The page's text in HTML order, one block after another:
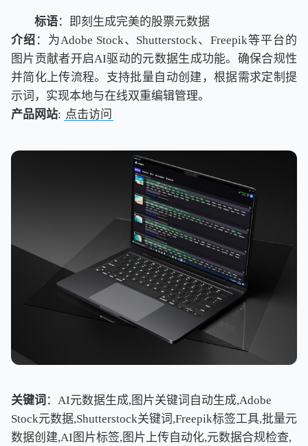
标语：即刻生成完美的股票元数据
介绍 ：为Adobe Stock、Shutterstock、Freepik等平台的
图片贡献者开启AI驱动的元数据生成功能。确保合规性
并简化上传流程。支持批量自动创建，根据需求定制提
示词，实现本地与在线双重编辑管理。
产品网站: 点击访问
关键词 ：AI元数据生成,图片关键词自动生成,Adobe
Stock元数据,Shutterstock关键词,Freepik标签工具,批量元
数据创建,AI图片标签,图片上传自动化,元数据合规检查,